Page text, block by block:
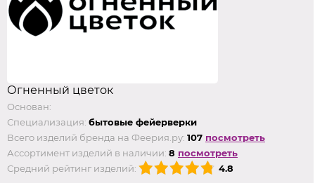
Огненный цветок
Основан:
Специализация: бытовые фейерверки
Всего изделий бренда на Феерия.ру: 107 посмотреть
Ассортимент изделий в наличии: 8 посмотреть
Средний рейтинг изделий:
4.8